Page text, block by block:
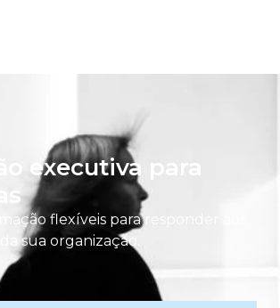
executiva para
flexíveis para responder aos
sua organização.